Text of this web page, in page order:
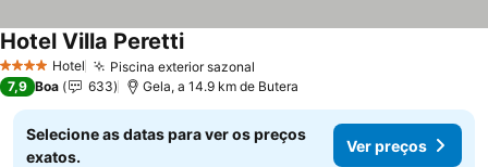
4 EstrelasHotel Piscina exterior sazonal
Hotel Villa PerettiVer preços
7,9 Boa 633 Gela, a 14.9 km de Butera
Selecione as datas para ver os preços
exatos.
Ver preços